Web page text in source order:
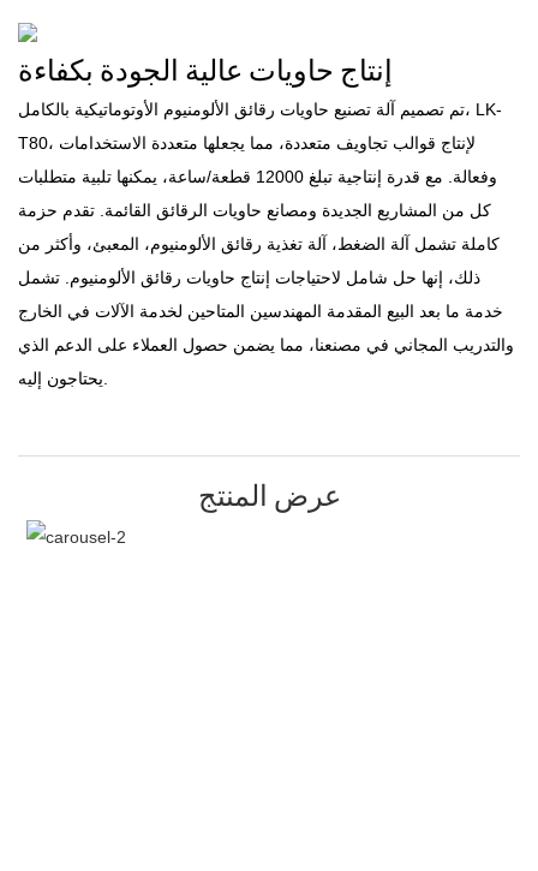
تم تصميم آلة تصنيع حاويات رقائق الألومنيوم الأوتوماتيكية بالكامل، LK-
T80، لإنتاج قوالب تجاويف متعددة، مما يجعلها متعددة الاستخدامات
وفعالة. مع قدرة إنتاجية تبلغ 12000 قطعة/ساعة، يمكنها تلبية متطلبات
كل من المشاريع الجديدة ومصانع حاويات الرقائق القائمة. تقدم حزمة
كاملة تشمل آلة الضغط، آلة تغذية رقائق الألومنيوم، المعبئ، وأكثر من
ذلك، إنها حل شامل لاحتياجات إنتاج حاويات رقائق الألومنيوم. تشمل
خدمة ما بعد البيع المقدمة المهندسين المتاحين لخدمة الآلات في الخارج
والتدريب المجاني في مصنعنا، مما يضمن حصول العملاء على الدعم الذي
عرض المنتج